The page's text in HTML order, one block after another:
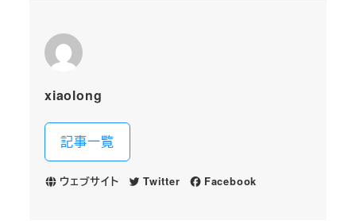
xiaolong
記事一覧
ウェブサイト Twitter Facebook